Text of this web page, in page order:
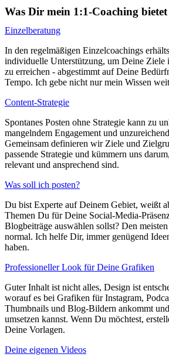
Was Dir mein 1:1-Coaching bietet
Einzelberatung
In den regelmäßigen Einzelcoachings
individuelle Unterstützung, um Deine Ziele
zu erreichen - abgestimmt auf Deine
Tempo. Ich gebe nicht nur mein Wissen
Content-Strategie
Spontanes Posten ohne Strategie kann zu
mangelndem Engagement und
Gemeinsam definieren wir Ziele und
passende Strategie und kümmern uns
relevant und ansprechend sind.
Was soll ich posten?
Du bist Experte auf Deinem Gebiet, weißt
Themen Du für Deine Social-Media-
Blogbeiträge auswählen sollst? Den meisten
normal. Ich helfe Dir, immer genügend
haben.
Professioneller Look für Deine Grafiken
Guter Inhalt ist nicht alles, Design ist
worauf es bei Grafiken für Instagram,
Thumbnails und Blog-Bildern ankommt
umsetzen kannst. Wenn Du möchtest,
Deine Vorlagen.
Deine eigenen Videos